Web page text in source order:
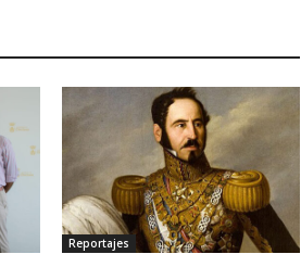
Reportajes